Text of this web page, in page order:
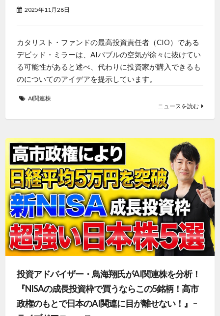
2025年11月28日
カタリスト・ファンドの最高投資責任者（CIO）である
デビッド・ミラーは、AIバブルの空気が徐々に抜けてい
る可能性があると述べ、代わりに投資家が購入できるも
のについてのアイデアを提示しています。
AI関連株
ニュースを読む
投資アドバイザー・鳥海翔氏がAI関連株を分析！
『NISAの成長投資枠で買うならこの5銘柄！高市
政権のもとで日本のAI関連に目が離せない！』 –